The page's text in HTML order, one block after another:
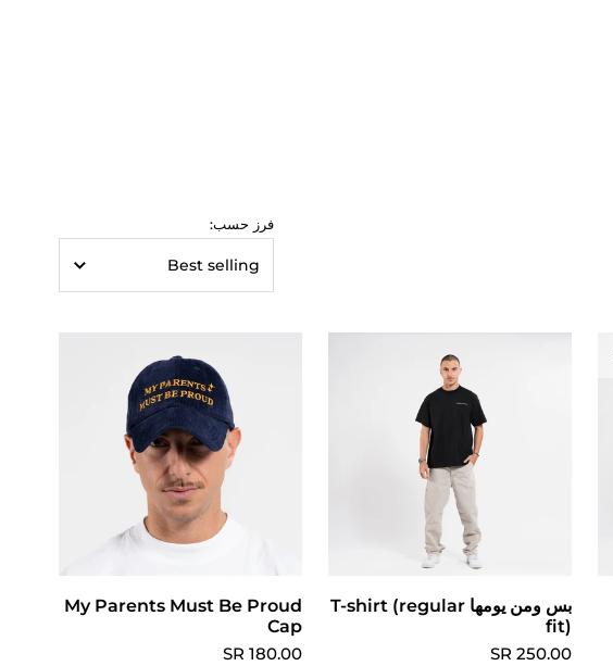
فرز حسب:
اختر الخيارات
بس ومن يومها T-shirt (regular
fit)
250.00 SR
إضافة إلى عربة التسوق
My Parents Must Be Proud
Cap
180.00 SR